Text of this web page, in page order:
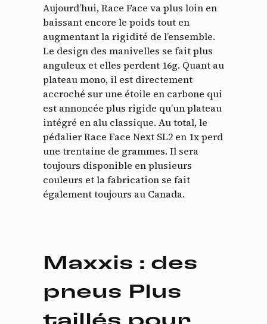
Aujourd’hui, Race Face va plus loin en
baissant encore le poids tout en
augmentant la rigidité de l’ensemble.
Le design des manivelles se fait plus
anguleux et elles perdent 16g. Quant au
plateau mono, il est directement
accroché sur une étoile en carbone qui
est annoncée plus rigide qu’un plateau
intégré en alu classique. Au total, le
pédalier Race Face Next SL2 en 1x perd
une trentaine de grammes. Il sera
toujours disponible en plusieurs
couleurs et la fabrication se fait
également toujours au Canada.
Maxxis : des
pneus Plus